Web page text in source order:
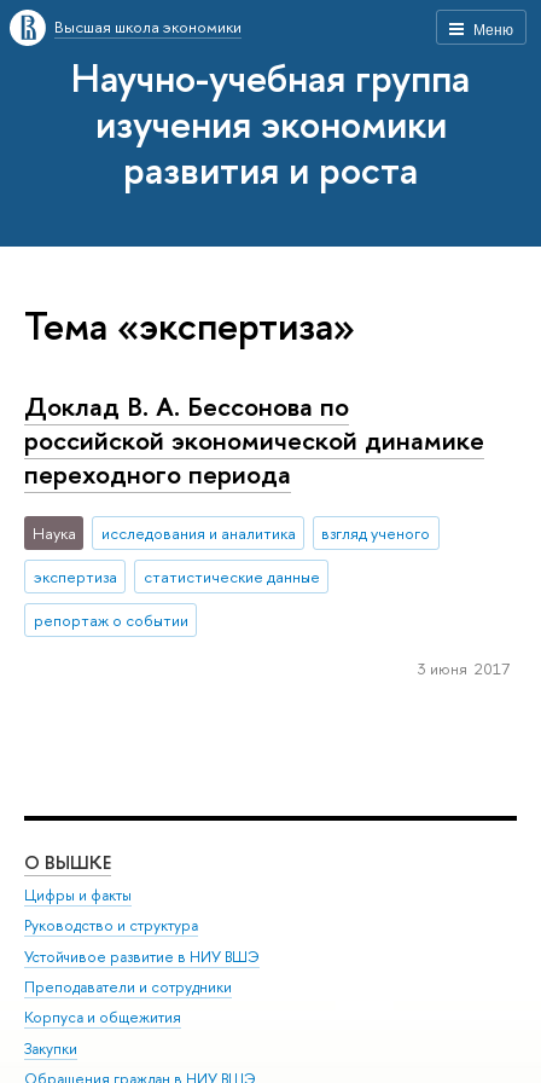
Меню
Высшая школа экономики
Научно-учебная группа
изучения экономики
развития и роста
Тема «экспертиза»
Доклад В. А. Бессонова по
российской экономической динамике
переходного периода
Наука исследования и аналитика
взгляд ученого
экспертиза
статистические данные
репортаж о событии
3 июня 2017
О ВЫШКЕ
Цифры и факты
Руководство и структура
Устойчивое развитие в НИУ ВШЭ
Преподаватели и сотрудники
Корпуса и общежития
Закупки